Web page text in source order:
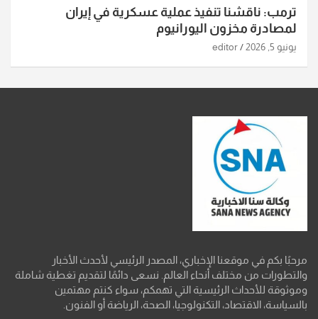
ترمب: ناقشنا تنفيذ عملية عسكرية في إيران
لمصادرة مخزون اليورانيوم
يونيو 5, 2026 editor
مرحبًا بكم في موقعنا الإخباري، المصدر الرئيسي لأحدث الأخبار
والتطورات من مختلف أنحاء العالم. نسعى دائمًا لتقديم تغطية شاملة
وموثوقة للأحداث الرئيسية التي تهمكم، سواء كنتم مهتمين
بالسياسة، الاقتصاد، التكنولوجيا، الصحة، الرياضة أو الفنون.